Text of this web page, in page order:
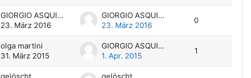
GIORGIO ASQUINI
23. März 2016
GIORGIO ASQUINI
23. März 2016
0
olga martini
31. März 2015
GIORGIO ASQUINI
1. Apr. 2015
1
gelöscht gelöscht